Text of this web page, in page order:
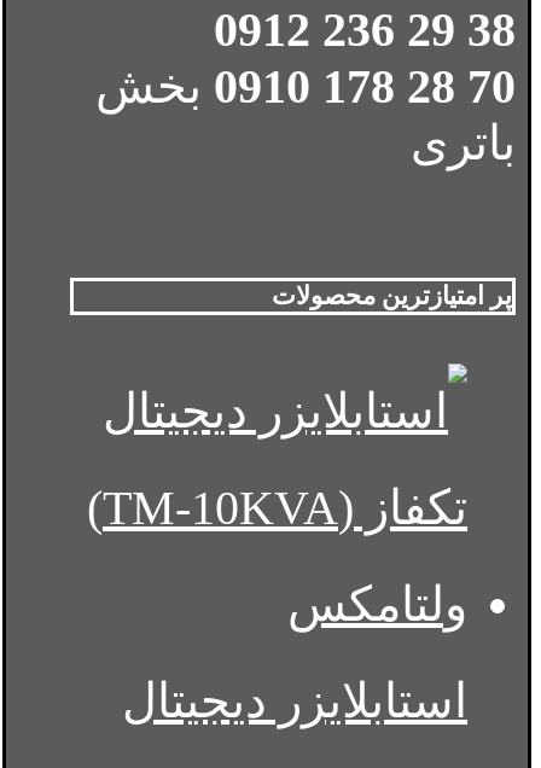
38 29 236 0912
70 28 178 0910
بخش
باتری
پر امتیازترین محصولات
استابلایزر دیجیتال